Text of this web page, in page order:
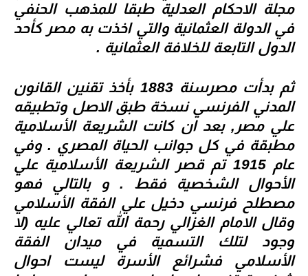
مجلة الاحكام العدلية طبقا للمذهب الحنفي
في الدولة العثمانية والتي اخذت به مصر كأحد
الدول التابعة للخلافة العثمانية .
ثم بدأت مصرسنة 1883 بأخذ تقنين القانون
المدني الفرنسي نسخة طبق الاصل وتطبيقه
علي مصر, بعد ان كانت الشريعة الأسلامية
مطبقة في كل جوانب الحياة المصري . وفي
عام 1915 تم قصر الشريعة الأسلامية علي
الأحوال الشخصية فقط . و بالتالي فهو
مصطلح فرنسي دخيل علي الفقة الأسلامي
وقال الامام الغزالي رحمة الله تعالي عليه (لا
وجود لتلك التسمية في ميدان الفقة
الأسلامي فشرائع الأسرة ليست احوال